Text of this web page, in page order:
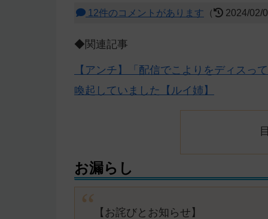
12件のコメントがあります （ 2024/02/
◆関連記事
【アンチ】「配信でこよりをディスっ
喚起していました【ルイ姉】
お漏らし
【お詫びとお知らせ】